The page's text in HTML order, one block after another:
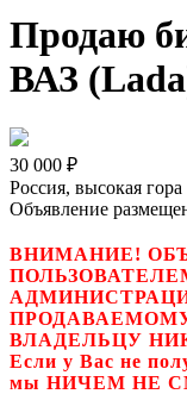
Продаю
ВАЗ
30 000 ₽
Россия, высокая гора
Объявление
ВНИМАНИЕ!
ВЛАДЕЛЬЦУ
Если у Вас не
мы НИЧЕМ НЕ